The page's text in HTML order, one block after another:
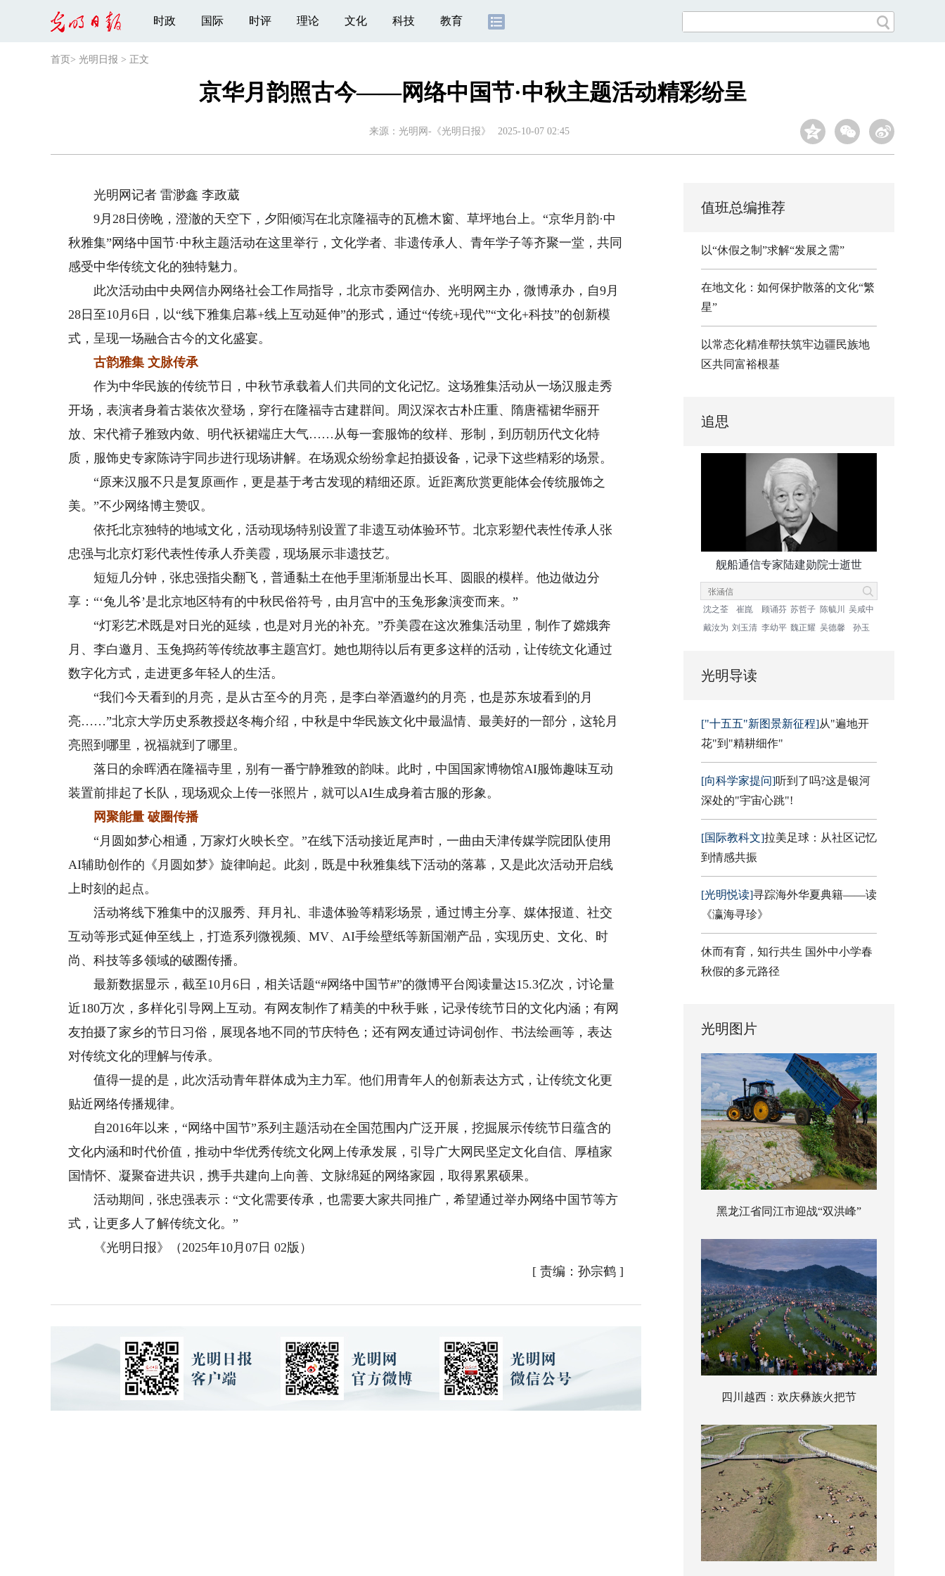
时政 国际 时评 理论 文化 科技 教育
首页 > 光明日报 > 正文
京华月韵照古今——网络中国节·中秋主题活动精彩纷呈
来源： 光明网-《光明日报》 2025-10-07 02:45
光明网记者 雷渺鑫 李政葳
9月28日傍晚，澄澈的天空下，夕阳倾泻在北京隆福寺的瓦檐木窗、草坪地台上。“京华月韵·中
秋雅集”网络中国节·中秋主题活动在这里举行，文化学者、非遗传承人、青年学子等齐聚一堂，共同
感受中华传统文化的独特魅力。
此次活动由中央网信办网络社会工作局指导，北京市委网信办、光明网主办，微博承办，自9月
28日至10月6日，以“线下雅集启幕+线上互动延伸”的形式，通过“传统+现代”“文化+科技”的创新模
式，呈现一场融合古今的文化盛宴。
古韵雅集 文脉传承
作为中华民族的传统节日，中秋节承载着人们共同的文化记忆。这场雅集活动从一场汉服走秀
开场，表演者身着古装依次登场，穿行在隆福寺古建群间。周汉深衣古朴庄重、隋唐襦裙华丽开
放、宋代褙子雅致内敛、明代袄裙端庄大气……从每一套服饰的纹样、形制，到历朝历代文化特
质，服饰史专家陈诗宇同步进行现场讲解。在场观众纷纷拿起拍摄设备，记录下这些精彩的场景。
“原来汉服不只是复原画作，更是基于考古发现的精细还原。近距离欣赏更能体会传统服饰之
美。”不少网络博主赞叹。
依托北京独特的地域文化，活动现场特别设置了非遗互动体验环节。北京彩塑代表性传承人张
忠强与北京灯彩代表性传承人乔美霞，现场展示非遗技艺。
短短几分钟，张忠强指尖翻飞，普通黏土在他手里渐渐显出长耳、圆眼的模样。他边做边分
享：“‘兔儿爷’是北京地区特有的中秋民俗符号，由月宫中的玉兔形象演变而来。”
“灯彩艺术既是对日光的延续，也是对月光的补充。”乔美霞在这次雅集活动里，制作了嫦娥奔
月、李白邀月、玉兔捣药等传统故事主题宫灯。她也期待以后有更多这样的活动，让传统文化通过
数字化方式，走进更多年轻人的生活。
“我们今天看到的月亮，是从古至今的月亮，是李白举酒邀约的月亮，也是苏东坡看到的月
亮……”北京大学历史系教授赵冬梅介绍，中秋是中华民族文化中最温情、最美好的一部分，这轮月
亮照到哪里，祝福就到了哪里。
落日的余晖洒在隆福寺里，别有一番宁静雅致的韵味。此时，中国国家博物馆AI服饰趣味互动
装置前排起了长队，现场观众上传一张照片，就可以AI生成身着古服的形象。
网聚能量 破圈传播
“月圆如梦心相通，万家灯火映长空。”在线下活动接近尾声时，一曲由天津传媒学院团队使用
AI辅助创作的《月圆如梦》旋律响起。此刻，既是中秋雅集线下活动的落幕，又是此次活动开启线
上时刻的起点。
活动将线下雅集中的汉服秀、拜月礼、非遗体验等精彩场景，通过博主分享、媒体报道、社交
互动等形式延伸至线上，打造系列微视频、MV、AI手绘壁纸等新国潮产品，实现历史、文化、时
尚、科技等多领域的破圈传播。
最新数据显示，截至10月6日，相关话题“#网络中国节#”的微博平台阅读量达15.3亿次，讨论量
近180万次，多样化引导网上互动。有网友制作了精美的中秋手账，记录传统节日的文化内涵；有网
友拍摄了家乡的节日习俗，展现各地不同的节庆特色；还有网友通过诗词创作、书法绘画等，表达
对传统文化的理解与传承。
值得一提的是，此次活动青年群体成为主力军。他们用青年人的创新表达方式，让传统文化更
贴近网络传播规律。
自2016年以来，“网络中国节”系列主题活动在全国范围内广泛开展，挖掘展示传统节日蕴含的
文化内涵和时代价值，推动中华优秀传统文化网上传承发展，引导广大网民坚定文化自信、厚植家
国情怀、凝聚奋进共识，携手共建向上向善、文脉绵延的网络家园，取得累累硕果。
活动期间，张忠强表示：“文化需要传承，也需要大家共同推广，希望通过举办网络中国节等方
式，让更多人了解传统文化。”
《光明日报》（2025年10月07日 02版）
[ 责编：孙宗鹤]
值班总编推荐
以“休假之制”求解“发展之需”
在地文化：如何保护散落的文化“繁
星”
以常态化精准帮扶筑牢边疆民族地
区共同富裕根基
追思
舰船通信专家陆建勋院士逝世
沈之荃 崔崑 顾诵芬 苏哲子 陈毓川
吴咸中
戴汝为 刘玉清 李幼平 魏正耀 吴德馨 孙玉
光明导读
["十五五"新图景新征程]从"遍地开
花"到"精耕细作"
[向科学家提问]听到了吗?这是银河
深处的"宇宙心跳"!
[国际教科文]拉美足球：从社区记忆
到情感共振
[光明悦读]寻踪海外华夏典籍——读
《瀛海寻珍》
休而有育，知行共生 国外中小学春
秋假的多元路径
光明图片
黑龙江省同江市迎战“双洪峰”
四川越西：欢庆彝族火把节